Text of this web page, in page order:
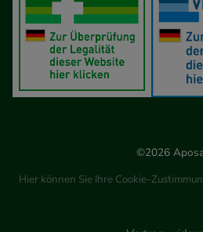
©2026
Hier können Sie Ihre Cookie-